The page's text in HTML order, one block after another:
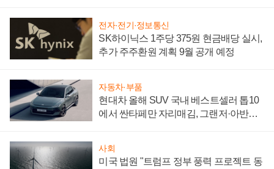
전자·전기·정보통신
SK하이닉스 1주당 375원 현금배당 실시,
추가 주주환원 계획 9월 공개 예정
자동차·부품
현대차 올해 SUV 국내 베스트셀러 톱10
에서 싼타페만 자리매김, 그랜저·아반떼
사회
미국 법원 "트럼프 정부 풍력 프로젝트 동